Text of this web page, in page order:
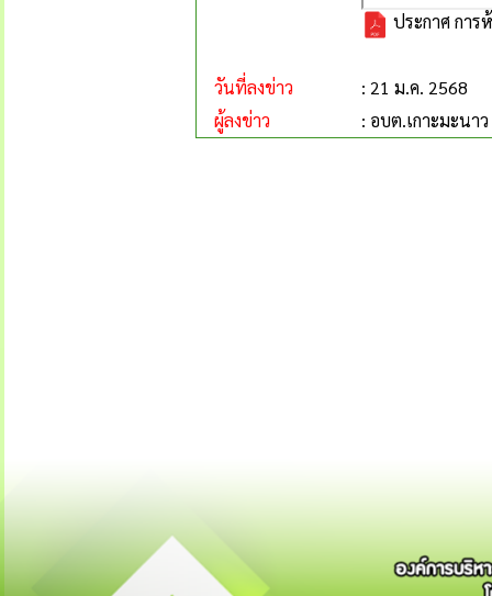
ประกาศ การ
วันที่ลงข่าว
: 21 ม.ค. 2568
ผู้ลงข่าว
: อบต.เกาะมะนาว